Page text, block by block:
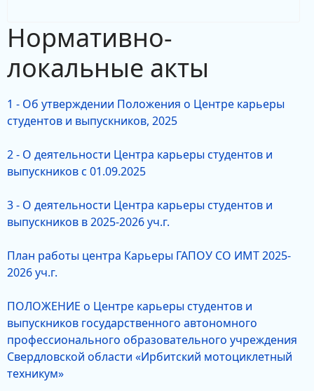
Нормативно-
локальные акты
1 - Об утверждении Положения о Центре карьеры
студентов и выпускников, 2025
2 - О деятельности Центра карьеры студентов и
выпускников с 01.09.2025
3 - О деятельности Центра карьеры студентов и
выпускников в 2025-2026 уч.г.
План работы центра Карьеры ГАПОУ СО ИМТ 2025-
2026 уч.г.
ПОЛОЖЕНИЕ о Центре карьеры студентов и
выпускников государственного автономного
профессионального образовательного учреждения
Свердловской области «Ирбитский мотоциклетный
техникум»